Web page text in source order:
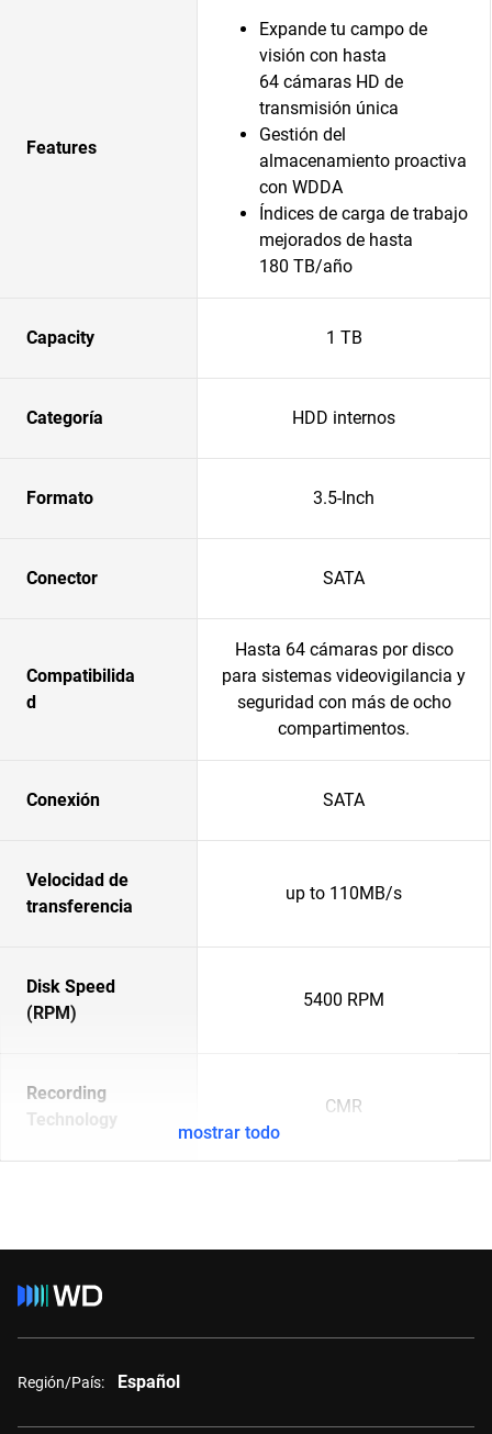
Features
Expande tu campo de
visión con hasta
64 cámaras HD de
transmisión única
Gestión del
almacenamiento proactiva
con WDDA
Índices de carga de trabajo
mejorados de hasta
180 TB/año
Capacity 1 TB
Categoría HDD internos
Formato 3.5-Inch
Conector SATA
Compatibilida
d
Hasta 64 cámaras por disco
para sistemas videovigilancia y
seguridad con más de ocho
compartimentos.
Conexión SATA
Velocidad de
transferencia
up to 110MB/s
Disk Speed
(RPM)
5400 RPM
Recording
Technology
CMR
mostrar todo
Región/País: Español